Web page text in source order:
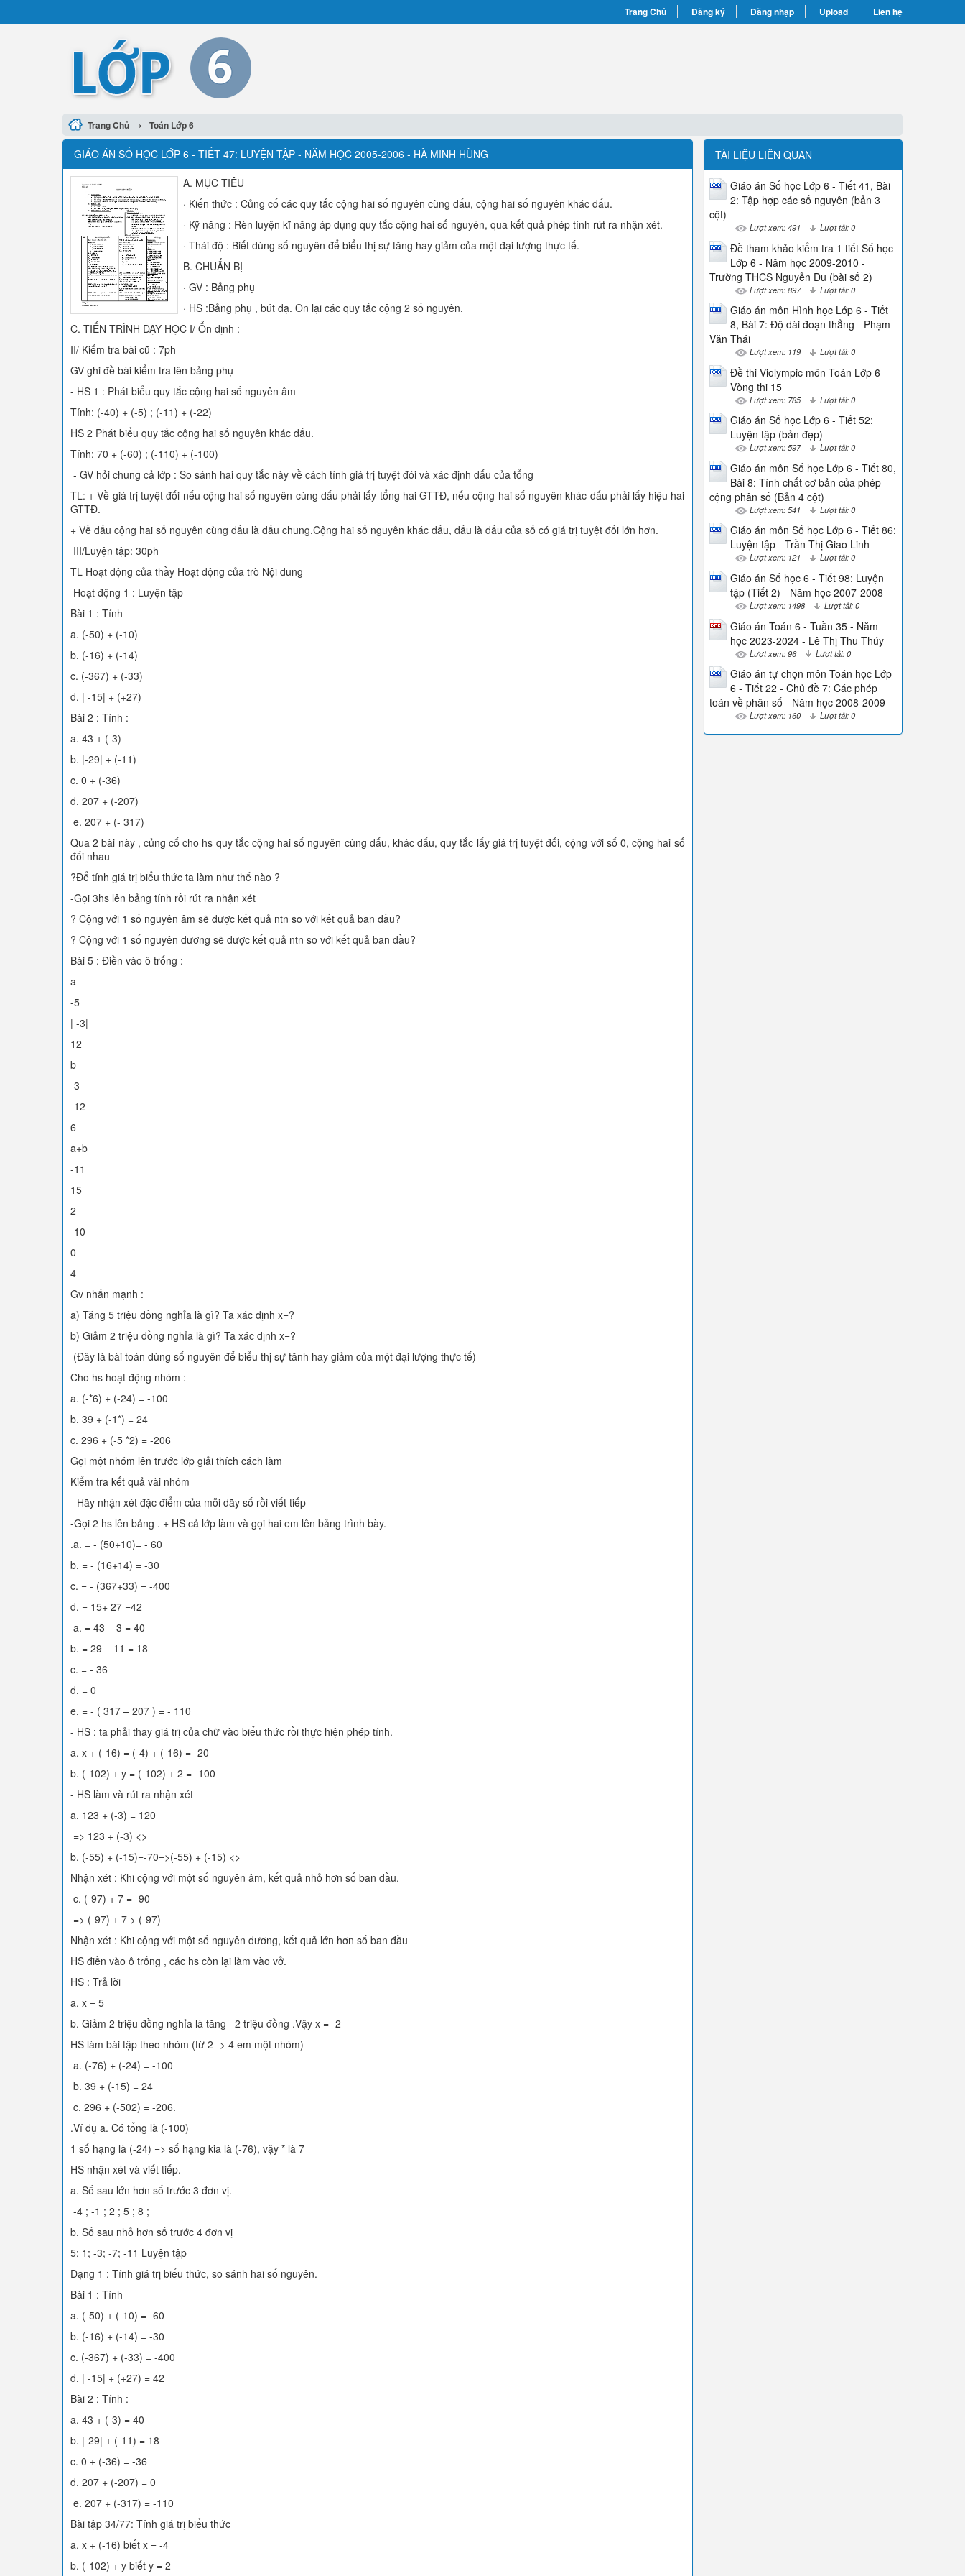
Trang Chủ Đăng ký Đăng nhập Upload Liên hệ
Trang Chủ › Toán Lớp 6
GIÁO ÁN SỐ HỌC LỚP 6 - TIẾT 47: LUYỆN TẬP - NĂM HỌC 2005-2006 - HÀ MINH HÙNG
A. MỤC TIÊU
· Kiến thức : Củng cố các quy tắc cộng hai số nguyên cùng dấu, cộng hai số nguyên khác dấu.
· Kỹ năng : Rèn luyện kĩ năng áp dụng quy tắc cộng hai số nguyên, qua kết quả phép tính rút ra nhận xét.
· Thái độ : Biết dùng số nguyên để biểu thị sự tăng hay giảm của một đại lượng thực tế.
B. CHUẨN BỊ
· GV : Bảng phụ
· HS :Bảng phụ , bút dạ. Ôn lại các quy tắc cộng 2 số nguyên.
C. TIẾN TRÌNH DẠY HỌC I/ Ổn định :
II/ Kiểm tra bài cũ : 7ph
GV ghi đề bài kiểm tra lên bảng phụ
- HS 1 : Phát biểu quy tắc cộng hai số nguyên âm
Tính: (-40) + (-5) ; (-11) + (-22)
HS 2 Phát biểu quy tắc cộng hai số nguyên khác dấu.
Tính: 70 + (-60) ; (-110) + (-100)
- GV hỏi chung cả lớp : So sánh hai quy tắc này về cách tính giá trị tuyệt đói và xác định dấu của tổng
TL: + Về giá trị tuyệt đối nếu cộng hai số nguyên cùng dấu phải lấy tổng hai GTTĐ, nếu cộng hai số nguyên khác dấu phải lấy hiệu hai
GTTĐ.
+ Về dấu cộng hai số nguyên cùng dấu là dấu chung.Cộng hai số nguyên khác dấu, dấu là dấu của số có giá trị tuyệt đối lớn hơn.
III/Luyện tập: 30ph
TL Hoạt động của thầy Hoạt động của trò Nội dung
Hoạt động 1 : Luyện tập
Bài 1 : Tính
a. (-50) + (-10)
b. (-16) + (-14)
c. (-367) + (-33)
d. | -15| + (+27)
Bài 2 : Tính :
a. 43 + (-3)
b. |-29| + (-11)
c. 0 + (-36)
d. 207 + (-207)
e. 207 + (- 317)
Qua 2 bài này , củng cố cho hs quy tắc cộng hai số nguyên cùng dấu, khác dấu, quy tắc lấy giá trị tuyệt đối, cộng với số 0, cộng hai số
đối nhau
?Để tính giá trị biểu thức ta làm như thế nào ?
-Gọi 3hs lên bảng tính rồi rút ra nhận xét
? Cộng với 1 số nguyên âm sẽ được kết quả ntn so với kết quả ban đầu?
? Cộng với 1 số nguyên dương sẽ được kết quả ntn so với kết quả ban đầu?
Bài 5 : Điền vào ô trống :
a
-5
| -3|
12
b
-3
-12
6
a+b
-11
15
2
-10
0
4
Gv nhấn mạnh :
a) Tăng 5 triệu đồng nghỉa là gì? Ta xác định x=?
b) Giảm 2 triệu đồng nghỉa là gì? Ta xác định x=?
(Đây là bài toán dùng số nguyên để biểu thị sự tănh hay giảm của một đại lượng thực tế)
Cho hs hoạt động nhóm :
a. (-*6) + (-24) = -100
b. 39 + (-1*) = 24
c. 296 + (-5 *2) = -206
Gọi một nhóm lên trước lớp giải thích cách làm
Kiểm tra kết quả vài nhóm
- Hãy nhận xét đặc điểm của mỗi dãy số rồi viết tiếp
-Gọi 2 hs lên bảng . + HS cả lớp làm và gọi hai em lên bảng trình bày.
.a. = - (50+10)= - 60
b. = - (16+14) = -30
c. = - (367+33) = -400
d. = 15+ 27 =42
a. = 43 – 3 = 40
b. = 29 – 11 = 18
c. = - 36
d. = 0
e. = - ( 317 – 207 ) = - 110
- HS : ta phải thay giá trị của chữ vào biểu thức rồi thực hiện phép tính.
a. x + (-16) = (-4) + (-16) = -20
b. (-102) + y = (-102) + 2 = -100
- HS làm và rút ra nhận xét
a. 123 + (-3) = 120
=> 123 + (-3) <>
b. (-55) + (-15)=-70=>(-55) + (-15) <>
Nhận xét : Khi cộng với một số nguyên âm, kết quả nhỏ hơn số ban đầu.
c. (-97) + 7 = -90
=> (-97) + 7 > (-97)
Nhận xét : Khi cộng với một số nguyên dương, kết quả lớn hơn số ban đầu
HS điền vào ô trống , các hs còn lại làm vào vở.
HS : Trả lời
a. x = 5
b. Giảm 2 triệu đồng nghỉa là tăng –2 triệu đồng .Vậy x = -2
HS làm bài tập theo nhóm (từ 2 -> 4 em một nhóm)
a. (-76) + (-24) = -100
b. 39 + (-15) = 24
c. 296 + (-502) = -206.
.Ví dụ a. Có tổng là (-100)
1 số hạng là (-24) => số hạng kia là (-76), vậy * là 7
HS nhận xét và viết tiếp.
a. Số sau lớn hơn số trước 3 đơn vị.
-4 ; -1 ; 2 ; 5 ; 8 ;
b. Số sau nhỏ hơn số trước 4 đơn vị
5; 1; -3; -7; -11 Luyện tập
Dạng 1 : Tính giá trị biểu thức, so sánh hai số nguyên.
Bài 1 : Tính
a. (-50) + (-10) = -60
b. (-16) + (-14) = -30
c. (-367) + (-33) = -400
d. | -15| + (+27) = 42
Bài 2 : Tính :
a. 43 + (-3) = 40
b. |-29| + (-11) = 18
c. 0 + (-36) = -36
d. 207 + (-207) = 0
e. 207 + (-317) = -110
Bài tập 34/77: Tính giá trị biểu thức
a. x + (-16) biết x = -4
b. (-102) + y biết y = 2
TÀI LIỆU LIÊN QUAN
Giáo án Số học Lớp 6 - Tiết 41, Bài
2: Tập hợp các số nguyên (bản 3
cột)
Lượt xem: 491 Lượt tải: 0
Đề tham khảo kiểm tra 1 tiết Số học
Lớp 6 - Năm học 2009-2010 -
Trường THCS Nguyễn Du (bài số 2)
Lượt xem: 897 Lượt tải: 0
Giáo án môn Hình học Lớp 6 - Tiết
8, Bài 7: Độ dài đoạn thẳng - Phạm
Văn Thái
Lượt xem: 119 Lượt tải: 0
Đề thi Violympic môn Toán Lớp 6 -
Vòng thi 15
Lượt xem: 785 Lượt tải: 0
Giáo án Số học Lớp 6 - Tiết 52:
Luyện tập (bản đẹp)
Lượt xem: 597 Lượt tải: 0
Giáo án môn Số học Lớp 6 - Tiết 80,
Bài 8: Tính chất cơ bản của phép
cộng phân số (Bản 4 cột)
Lượt xem: 541 Lượt tải: 0
Giáo án môn Số học Lớp 6 - Tiết 86:
Luyện tập - Trần Thị Giao Linh
Lượt xem: 121 Lượt tải: 0
Giáo án Số học 6 - Tiết 98: Luyện
tập (Tiết 2) - Năm học 2007-2008
Lượt xem: 1498 Lượt tải: 0
Giáo án Toán 6 - Tuần 35 - Năm
học 2023-2024 - Lê Thị Thu Thúy
Lượt xem: 96 Lượt tải: 0
Giáo án tự chọn môn Toán học Lớp
6 - Tiết 22 - Chủ đề 7: Các phép
toán về phân số - Năm học 2008-2009
Lượt xem: 160 Lượt tải: 0